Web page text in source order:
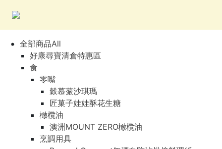
全部商品All
好康尋寶清倉特惠區
食
零嘴
穀慕蒎沙琪瑪
匠菓子娃娃酥花生糖
橄欖油
澳洲MOUNT ZERO橄欖油
烹調用具